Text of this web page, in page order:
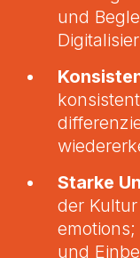
und
Starke
der
und